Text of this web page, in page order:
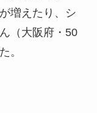
増えたり、シ
（大阪府・50
。